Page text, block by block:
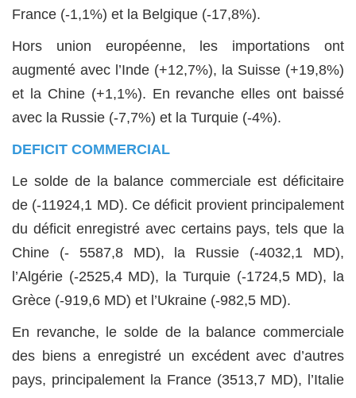
France (-1,1%) et la Belgique (-17,8%).
Hors union européenne, les importations ont
augmenté avec l’Inde (+12,7%), la Suisse (+19,8%)
et la Chine (+1,1%). En revanche elles ont baissé
avec la Russie (-7,7%) et la Turquie (-4%).
DEFICIT COMMERCIAL
Le solde de la balance commerciale est déficitaire
de (-11924,1 MD). Ce déficit provient principalement
du déficit enregistré avec certains pays, tels que la
Chine (- 5587,8 MD), la Russie (-4032,1 MD),
l’Algérie (-2525,4 MD), la Turquie (-1724,5 MD), la
Grèce (-919,6 MD) et l’Ukraine (-982,5 MD).
En revanche, le solde de la balance commerciale
des biens a enregistré un excédent avec d’autres
pays, principalement la France (3513,7 MD), l’Italie